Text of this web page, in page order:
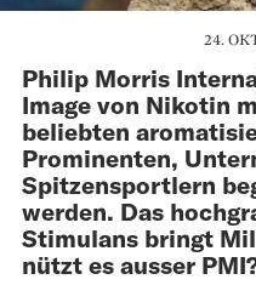
24.
Philip Morris
Image von Nikotin
beliebten
Prominenten,
Spitzensportlern
werden. Das
Stimulans bringt
nützt es ausser